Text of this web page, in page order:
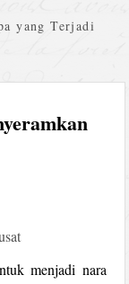
yang Terjadi
menjadi nara